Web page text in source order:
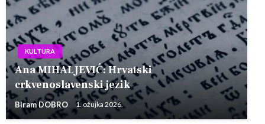
KULTURA
Ana MIHALJEVIĆ: Hrvatski
crkvenoslavenski jezik
Biram DOBRO 1. ožujka 2026.